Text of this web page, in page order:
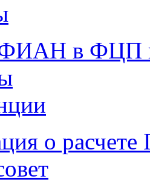
ФИАН в ФЦП
о